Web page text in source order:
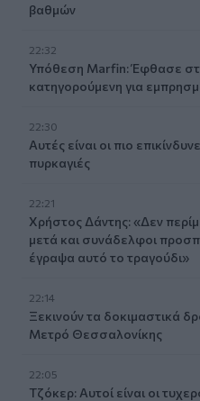
βαθμών
22:32
Υπόθεση Marfin: Έφθασε
κατηγορούμενη για
22:30
Αυτές είναι οι πιο
πυρκαγιές
22:21
Χρήστος Δάντης: «Δεν
μετά και συνάδελφοι
έγραψα αυτό το τραγούδι»
22:14
Ξεκινούν τα δοκιμαστικά
Μετρό Θεσσαλονίκης
22:05
Τζόκερ: Αυτοί είναι οι